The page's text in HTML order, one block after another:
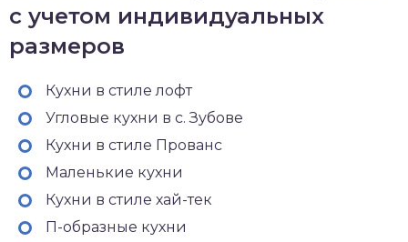
с учетом индивидуальных
размеров
Кухни в стиле лофт
Угловые кухни в с. Зубове
Кухни в стиле Прованс
Маленькие кухни
Кухни в стиле хай-тек
П-образные кухни